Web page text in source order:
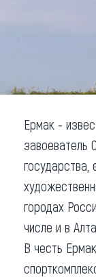
Ермак -
завоеватель
государства,
городах
числе и в
В честь